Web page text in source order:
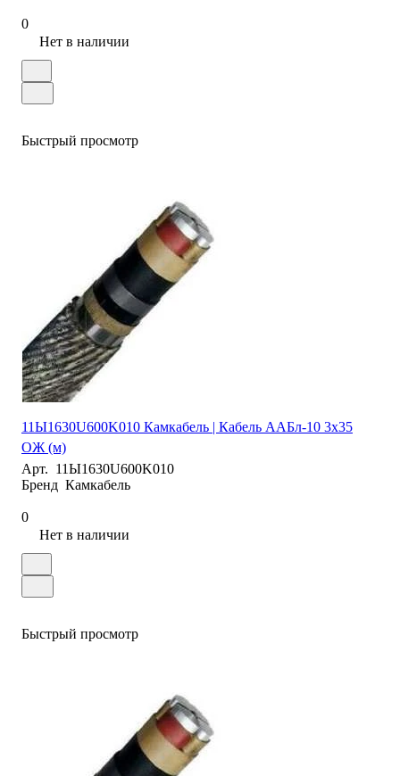
0
Нет в наличии
Быстрый просмотр
11Ы1630U600K010 Камкабель | Кабель ААБл-10 3х35
ОЖ (м)
Арт. 11Ы1630U600K010
Бренд Камкабель
0
Нет в наличии
Быстрый просмотр